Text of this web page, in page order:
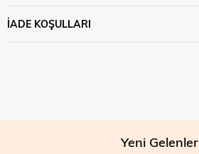
İADE KOŞULLARI
Yeni Gelenler